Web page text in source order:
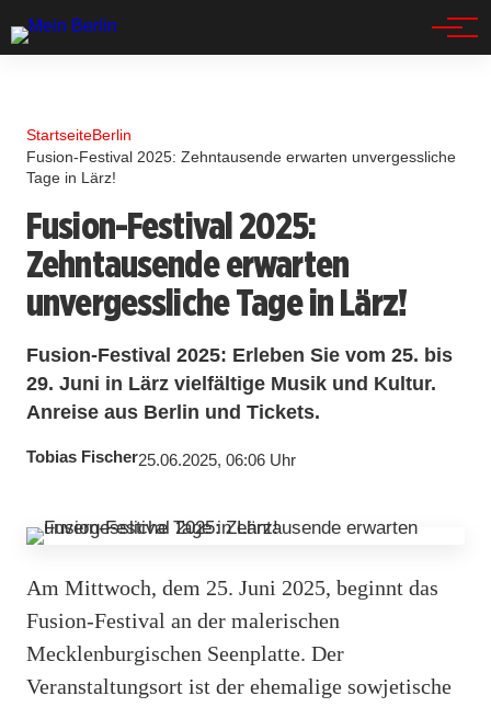
StartseiteBerlin
Fusion-Festival 2025: Zehntausende erwarten unvergessliche
Tage in Lärz!
Fusion-Festival 2025:
Zehntausende erwarten
unvergessliche Tage in Lärz!
Fusion-Festival 2025: Erleben Sie vom 25. bis
29. Juni in Lärz vielfältige Musik und Kultur.
Anreise aus Berlin und Tickets.
Tobias Fischer25.06.2025, 06:06 Uhr
Am Mittwoch, dem 25. Juni 2025, beginnt das
Fusion-Festival an der malerischen
Mecklenburgischen Seenplatte. Der
Veranstaltungsort ist der ehemalige sowjetische